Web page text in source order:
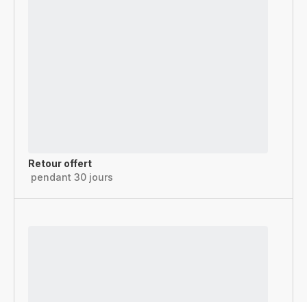
Retour offert
pendant 30 jours